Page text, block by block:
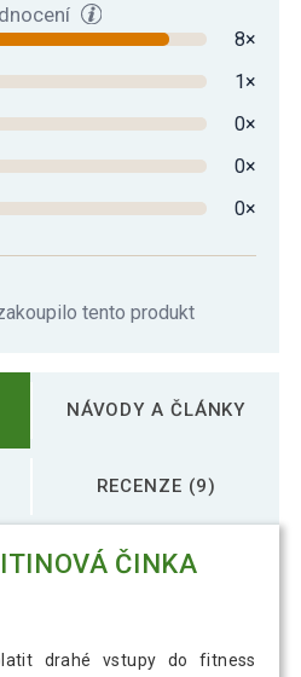
8×
1×
0×
0×
0×
tento produkt
NÁVODY A ČLÁNKY
RECENZE (9)
ČINKA
drahé vstupy do fitness